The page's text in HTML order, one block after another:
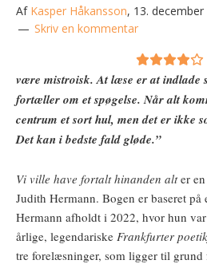
Af Kasper Håkansson, 13. december
Skriv en kommentar
være mistroisk. At læse er at indlade
fortæller om et spøgelse. Når alt
centrum et sort hul, men det er ikke
Det kan i bedste fald gløde.”
Vi ville have fortalt hinanden alter en
Judith Hermann. Bogen er baseret
Hermann afholdt i 2022, hvor hun
årlige, legendariske Frankfurter
tre forelæsninger, som ligger til grund